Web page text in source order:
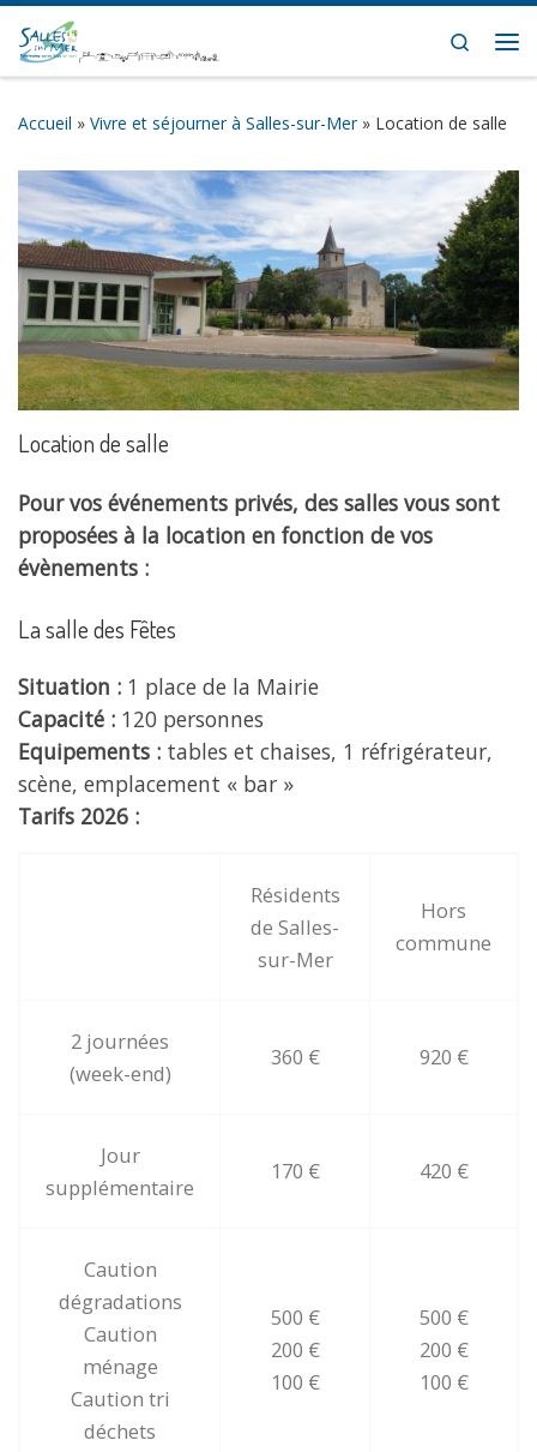
Skip to content
Search
Accueil » Vivre et séjourner à Salles-sur-Mer » Location de salle
Location de salle
Pour vos événements privés, des salles vous sont
proposées à la location en fonction de vos
évènements :
La salle des Fêtes
Situation : 1 place de la Mairie
Capacité : 120 personnes
Equipements : tables et chaises, 1 réfrigérateur,
scène, emplacement « bar »
Tarifs 2026 :
Résidents
de Salles-
sur-Mer
Hors
commune
2 journées
(week-end)
360 € 920 €
Jour
supplémentaire
170 € 420 €
Caution
dégradations
Caution
ménage
Caution tri
déchets
500 €
200 €
100 €
500 €
200 €
100 €